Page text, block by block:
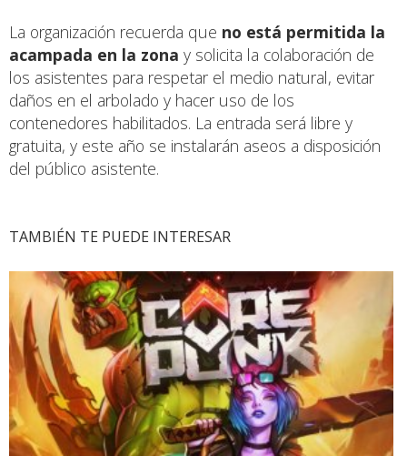
La organización recuerda que no está permitida la
acampada en la zona y solicita la colaboración de
los asistentes para respetar el medio natural, evitar
daños en el arbolado y hacer uso de los
contenedores habilitados. La entrada será libre y
gratuita, y este año se instalarán aseos a disposición
del público asistente.
TAMBIÉN TE PUEDE INTERESAR